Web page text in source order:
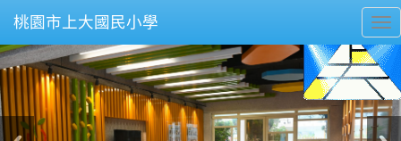
桃園市上大國民小學